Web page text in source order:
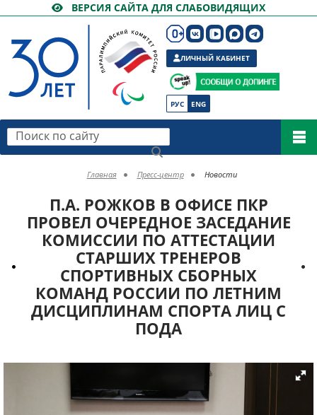
ВЕРСИЯ САЙТА ДЛЯ СЛАБОВИДЯЩИХ
РУС ENG
ЛИЧНЫЙ КАБИНЕТ
Поиск по сайту
Главная Пресс-центр Новости
П.А. РОЖКОВ В ОФИСЕ ПКР
ПРОВЕЛ ОЧЕРЕДНОЕ ЗАСЕДАНИЕ
КОМИССИИ ПО АТТЕСТАЦИИ
СТАРШИХ ТРЕНЕРОВ
СПОРТИВНЫХ СБОРНЫХ
КОМАНД РОССИИ ПО ЛЕТНИМ
ДИСЦИПЛИНАМ СПОРТА ЛИЦ С
ПОДА